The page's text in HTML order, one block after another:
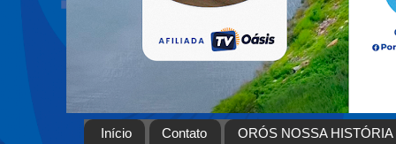
Início Contato ORÓS NOSSA HISTÓRIA